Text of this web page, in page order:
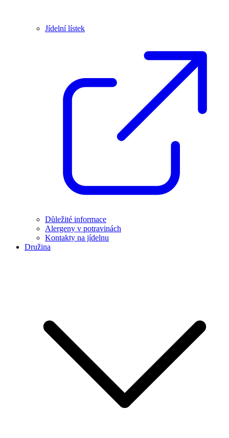
Jídelní lístek
Důležité informace
Alergeny v potravinách
Kontakty na jídelnu
Družina